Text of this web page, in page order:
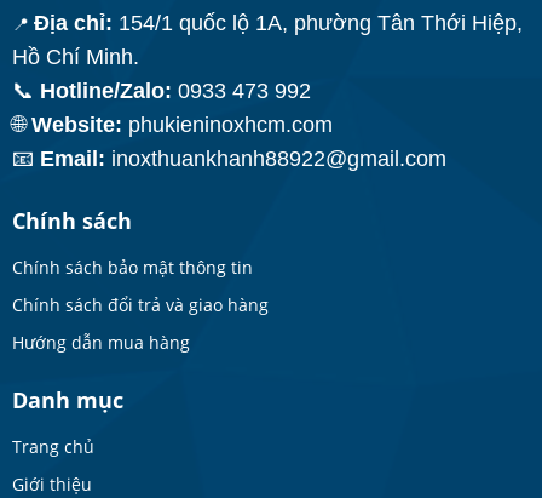
📍 Địa chỉ: 154/1 quốc lộ 1A, phường Tân Thới Hiệp,
Hồ Chí Minh.
📞 Hotline/Zalo: 0933 473 992
🌐Website: phukieninoxhcm.com
📧 Email: inoxthuankhanh88922@gmail.com
Chính sách
Chính sách bảo mật thông tin
Chính sách đổi trả và giao hàng
Hướng dẫn mua hàng
Danh mục
Trang chủ
Giới thiệu